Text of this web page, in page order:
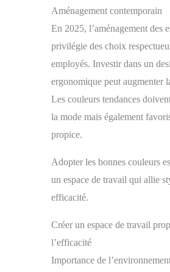
Aménagement contemporain
En 2025, l’aménagement des
privilégie des choix
employés. Investir dans un
ergonomique peut augmenter
Les couleurs tendances
la mode mais également
propice.
Adopter les bonnes couleurs
un espace de travail qui allie
efficacité.
Créer un espace de travail
l’efficacité
Importance de